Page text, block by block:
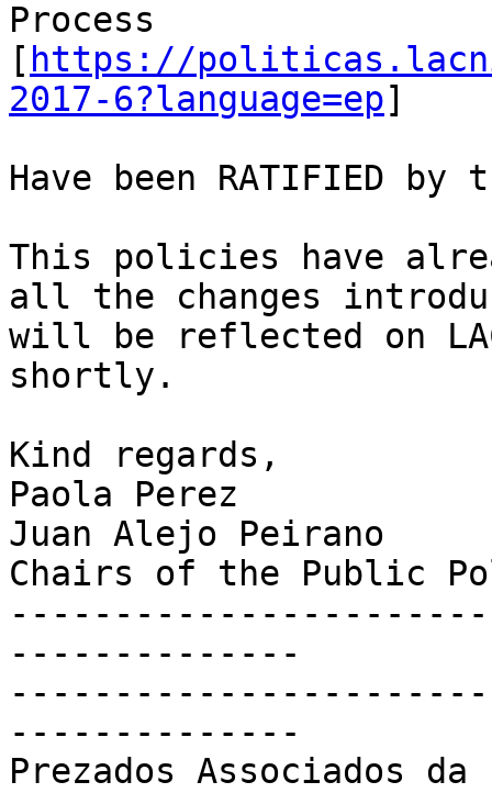
Process
[ https://
2017-6?language=ep]
Have been RATIFIED by
This policies have
all the changes
will be reflected on
shortly.
Kind regards,
Paola Perez
Juan Alejo Peirano
Chairs of the Public
--------------
--------------
Prezados Associados